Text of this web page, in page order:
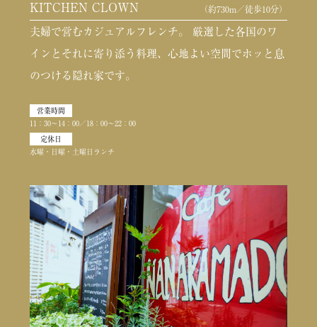
KITCHEN CLOWN （約730m／徒歩10分）
夫婦で営むカジュアルフレンチ。 厳選した各国のワ
インとそれに寄り添う料理、心地よい空間でホッと息
のつける隠れ家です。
営業時間
11：30〜14：00／18：00〜22：00
定休日
水曜・日曜・土曜日ランチ